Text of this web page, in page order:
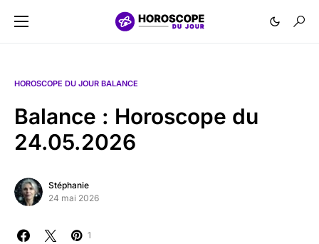
HOROSCOPE DU JOUR BALANCE
Balance : Horoscope du
24.05.2026
Stéphanie
24 mai 2026
1